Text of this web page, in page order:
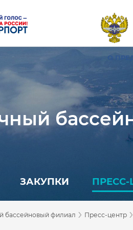
О
ЗАКУПКИ ПРЕСС-
бассейновый филиал › Пресс-центр ›